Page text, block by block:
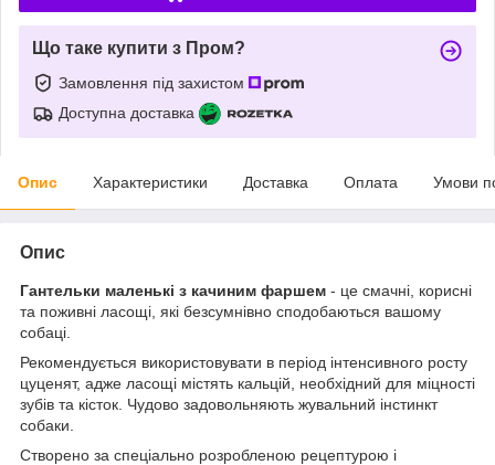
Що таке купити з Пром?
Замовлення під захистом
Доступна доставка
Опис Характеристики Доставка Оплата Умови
Опис
Гантельки маленькі з качиним фаршем - це смачні, корисні
та поживні ласощі, які безсумнівно сподобаються вашому
собаці.
Рекомендується використовувати в період інтенсивного росту
цуценят, адже ласощі містять кальцій, необхідний для міцності
зубів та кісток. Чудово задовольняють жувальний інстинкт
собаки.
Створено за спеціально розробленою рецептурою і